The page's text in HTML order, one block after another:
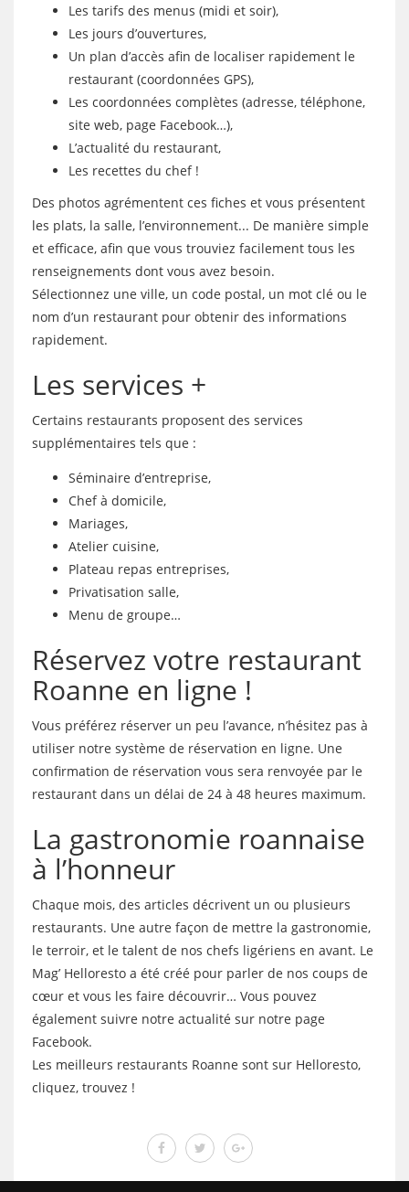
Les tarifs des menus (midi et soir),
Les jours d’ouvertures,
Un plan d’accès afin de localiser rapidement le
restaurant (coordonnées GPS),
Les coordonnées complètes (adresse, téléphone,
site web, page Facebook…),
L’actualité du restaurant,
Les recettes du chef !
Des photos agrémentent ces fiches et vous présentent
les plats, la salle, l’environnement... De manière simple
et efficace, afin que vous trouviez facilement tous les
renseignements dont vous avez besoin.
Sélectionnez une ville, un code postal, un mot clé ou le
nom d’un restaurant pour obtenir des informations
rapidement.
Les services +
Certains restaurants proposent des services
supplémentaires tels que :
Séminaire d’entreprise,
Chef à domicile,
Mariages,
Atelier cuisine,
Plateau repas entreprises,
Privatisation salle,
Menu de groupe…
Réservez votre restaurant
Roanne en ligne !
Vous préférez réserver un peu l’avance, n’hésitez pas à
utiliser notre système de réservation en ligne. Une
confirmation de réservation vous sera renvoyée par le
restaurant dans un délai de 24 à 48 heures maximum.
La gastronomie roannaise
à l’honneur
Chaque mois, des articles décrivent un ou plusieurs
restaurants. Une autre façon de mettre la gastronomie,
le terroir, et le talent de nos chefs ligériens en avant. Le
Mag’ Helloresto a été créé pour parler de nos coups de
cœur et vous les faire découvrir… Vous pouvez
également suivre notre actualité sur notre page
Facebook.
Les meilleurs restaurants Roanne sont sur Helloresto,
cliquez, trouvez !